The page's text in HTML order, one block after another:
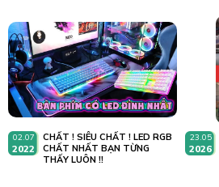
02.07
2022
CHẤT ! SIÊU CHẤT ! LED RGB
CHẤT NHẤT BẠN TỪNG
THẤY LUÔN !!
23.05
2026